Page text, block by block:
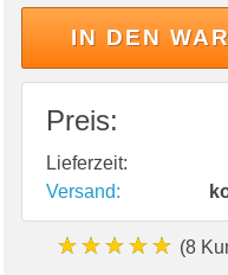
IN DEN
Preis:
Lieferzeit:
Versand:
★★★★★ (8